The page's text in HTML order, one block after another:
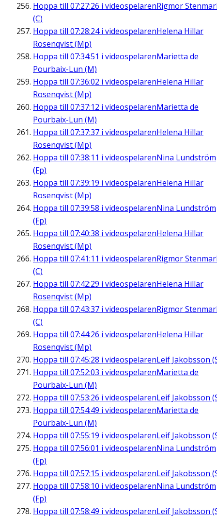
Hoppa till 07:27:26 i videospelarenRigmor
(C)
Hoppa till 07:28:24i videospelarenHelena Hillar
Rosenqvist (Mp)
Hoppa till 07:34:51 i videospelarenMarietta de
Pourbaix-Lun (M)
Hoppa till 07:36:02 i videospelarenHelena Hillar
Rosenqvist (Mp)
Hoppa till 07:37:12 i videospelarenMarietta de
Pourbaix-Lun (M)
Hoppa till 07:37:37 i videospelarenHelena Hillar
Rosenqvist (Mp)
Hoppa till 07:38:11 i videospelarenNina Lundström
(Fp)
Hoppa till 07:39:19 i videospelarenHelena Hillar
Rosenqvist (Mp)
Hoppa till 07:39:58 i videospelarenNina Lundström
(Fp)
Hoppa till 07:40:38 i videospelarenHelena Hillar
Rosenqvist (Mp)
Hoppa till 07:41:11 i videospelarenRigmor
(C)
Hoppa till 07:42:29 i videospelarenHelena Hillar
Rosenqvist (Mp)
Hoppa till 07:43:37 i videospelarenRigmor
(C)
Hoppa till 07:44:26 i videospelarenHelena Hillar
Rosenqvist (Mp)
Hoppa till 07:45:28 i videospelarenLeif Jakobsson
Hoppa till 07:52:03 i videospelarenMarietta de
Pourbaix-Lun (M)
Hoppa till 07:53:26 i videospelarenLeif Jakobsson
Hoppa till 07:54:49 i videospelarenMarietta de
Pourbaix-Lun (M)
Hoppa till 07:55:19 i videospelarenLeif Jakobsson
Hoppa till 07:56:01 i videospelarenNina Lundström
(Fp)
Hoppa till 07:57:15 i videospelarenLeif Jakobsson
Hoppa till 07:58:10 i videospelarenNina Lundström
(Fp)
Hoppa till 07:58:49 i videospelarenLeif Jakobsson